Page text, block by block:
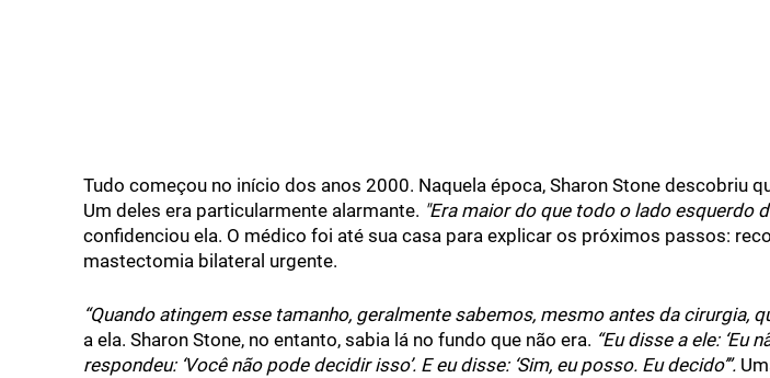
Tudo começou no início dos anos 2000. Naquela época, Sharon Stone descobriu
Um deles era particularmente alarmante. "Era maior do que todo o lado esquerdo
confidenciou ela. O médico foi até sua casa para explicar os próximos passos:
mastectomia bilateral urgente.
“Quando atingem esse tamanho, geralmente sabemos, mesmo antes da cirurgia,
a ela. Sharon Stone, no entanto, sabia lá no fundo que não era. “Eu disse a ele: ‘Eu
respondeu: ‘Você não pode decidir isso’. E eu disse: ‘Sim, eu posso. Eu decido’”.